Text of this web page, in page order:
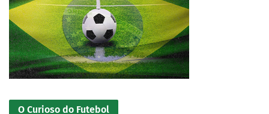
O Curioso do Futebol